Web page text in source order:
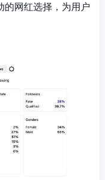
的网红选择，为用户